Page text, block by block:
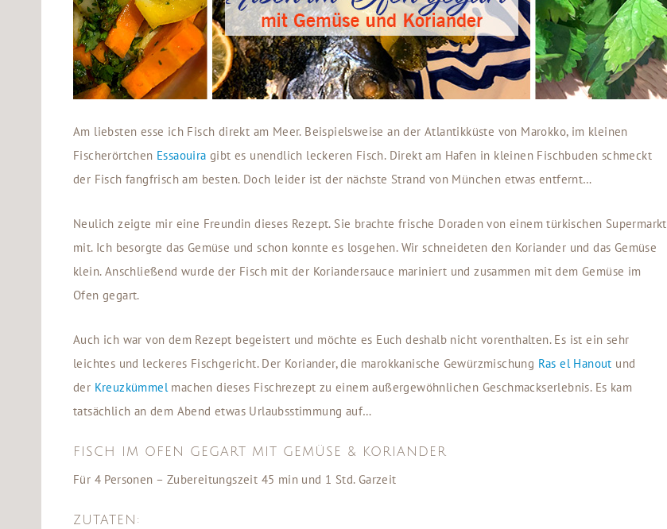
Am liebsten esse ich Fisch direkt am Meer. Beispielsweise an der Atlantikküste von Marokko, im kleinen
Fischerörtchen Essaouira gibt es unendlich leckeren Fisch. Direkt am Hafen in kleinen Fischbuden schmeckt
der Fisch fangfrisch am besten. Doch leider ist der nächste Strand von München etwas entfernt…
Neulich zeigte mir eine Freundin dieses Rezept. Sie brachte frische Doraden von einem türkischen Supermarkt
mit. Ich besorgte das Gemüse und schon konnte es losgehen. Wir schneideten den Koriander und das Gemüse
klein. Anschließend wurde der Fisch mit der Koriandersauce mariniert und zusammen mit dem Gemüse im
Ofen gegart.
Auch ich war von dem Rezept begeistert und möchte es Euch deshalb nicht vorenthalten. Es ist ein sehr
leichtes und leckeres Fischgericht. Der Koriander, die marokkanische Gewürzmischung Ras el Hanout und
der Kreuzkümmelmachen dieses Fischrezept zu einem außergewöhnlichen Geschmackserlebnis. Es kam
tatsächlich an dem Abend etwas Urlaubsstimmung auf…
FISCH IM OFEN GEGART MIT GEMÜSE & KORIANDER
Für 4 Personen – Zubereitungszeit 45 min und 1 Std. Garzeit
ZUTATEN: